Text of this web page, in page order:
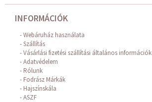
INFORMÁCIÓK
Webáruház használata
Szállítás
Vásárlási fizetési szállítási általános információk
Adatvédelem
Rólunk
Fodrász Márkák
Hajszínskála
ASZF